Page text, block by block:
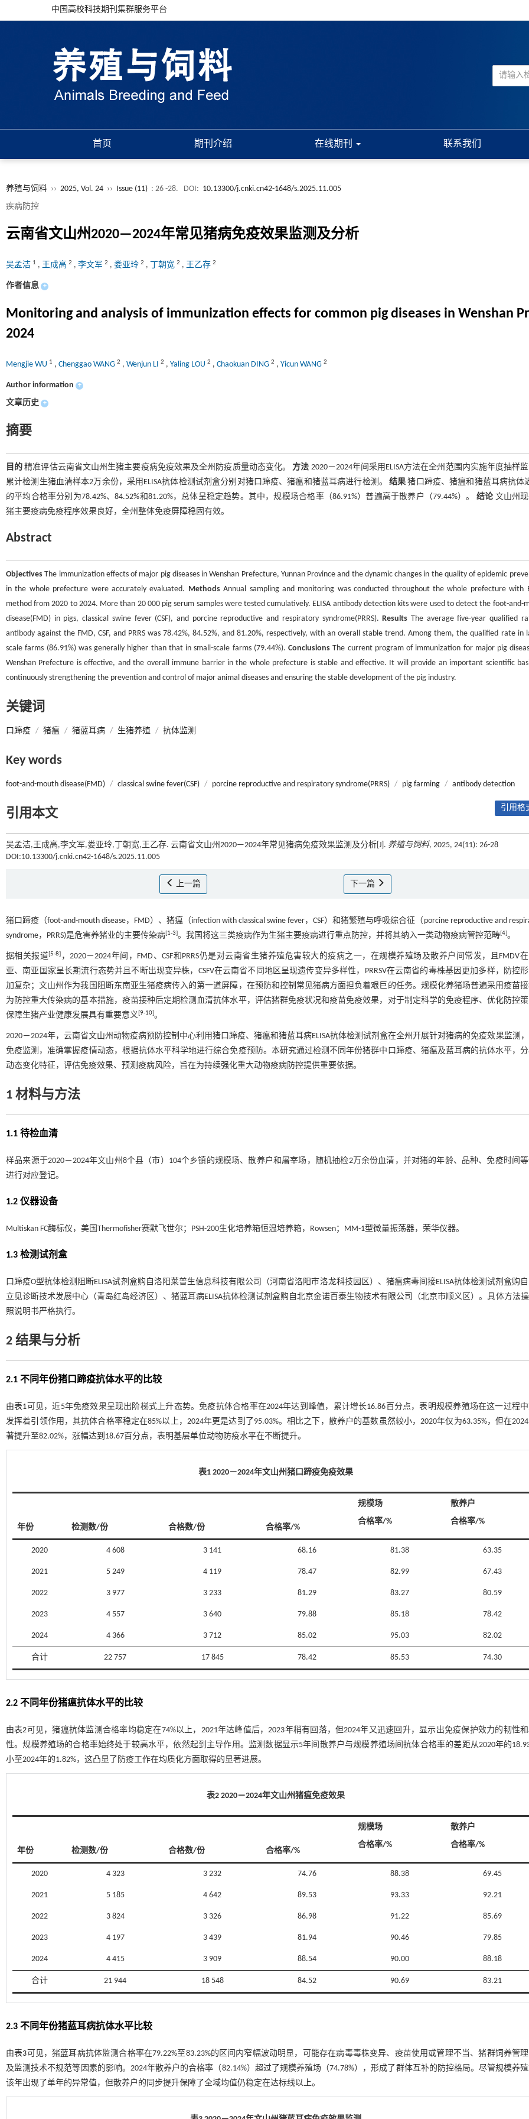
中国高校科技期刊集群服务平台
首页 期刊介绍 在线期刊 联系我们
养殖与饲料 ›› 2025, Vol. 24 ›› Issue (11) : 26 -28. DOI: 10.13300/j.cnki.cn42-1648/s.2025.11.005
疾病防控
云南省文山州2020—2024年常见猪病免疫效果监测及分析
吴孟洁 1 , 王成高 2 , 李文军 2 , 娄亚玲 2 , 丁朝宽 2 , 王乙存 2
作者信息 +
Monitoring and analysis of immunization effects for common pig diseases in Wenshan
2024
Mengjie WU 1 , Chenggao WANG 2 , Wenjun LI 2 , Yaling LOU 2 , Chaokuan DING 2 , Yicun WANG 2
Author information +
文章历史 +
摘要
目的 精准评估云南省文山州生猪主要疫病免疫效果及全州防疫质量动态变化。方法 2020－2024年间采用ELISA方法在全州范围内实施年度抽样监
累计检测生猪血清样本2万余份，采用ELISA抗体检测试剂盒分别对猪口蹄疫、猪瘟和猪蓝耳病进行检测。结果 猪口蹄疫、猪瘟和猪蓝耳病抗体
的平均合格率分别为78.42%、84.52%和81.20%，总体呈稳定趋势。其中，规模场合格率（86.91%）普遍高于散养户（79.44%）。 结论文山州
猪主要疫病免疫程序效果良好，全州整体免疫屏障稳固有效。
Abstract
Objectives The immunization effects of major pig diseases in Wenshan Prefecture, Yunnan Province and the dynamic changes in the quality of epidemic
in the whole prefecture were accurately evaluated. MethodsAnnual sampling and monitoring was conducted throughout the whole prefecture with
method from 2020 to 2024. More than 20 000 pig serum samples were tested cumulatively. ELISA antibody detection kits were used to detect the foot-and-
disease(FMD) in pigs, classical swine fever (CSF), and porcine reproductive and respiratory syndrome(PRRS).Results The average five-year qualified
antibody against the FMD, CSF, and PRRS was 78.42%, 84.52%, and 81.20%, respectively, with an overall stable trend. Among them, the qualified rate in
scale farms (86.91%) was generally higher than that in small-scale farms (79.44%).Conclusions The current program of immunization for major pig
Wenshan Prefecture is effective, and the overall immune barrier in the whole prefecture is stable and effective. It will provide an important scientific
continuously strengthening the prevention and control of major animal diseases and ensuring the stable development of the pig industry.
关键词
口蹄疫 / 猪瘟 / 猪蓝耳病 / 生猪养殖 / 抗体监测
Key words
foot-and-mouth disease(FMD) / classical swine fever(CSF) / porcine reproductive and respiratory syndrome(PRRS) / pig farming / antibody detection
引用本文 引用格
吴孟洁,王成高,李文军,娄亚玲,丁朝宽,王乙存. 云南省文山州2020—2024年常见猪病免疫效果监测及分析[J]. 养殖与饲料, 2025, 24(11): 26-28
DOI:10.13300/j.cnki.cn42-1648/s.2025.11.005
上一篇 下一篇
猪口蹄疫（foot-and-mouth disease，FMD）、猪瘟（infection with classical swine fever，CSF）和猪繁殖与呼吸综合征（porcine reproductive and
syndrome，PRRS)是危害养猪业的主要传染病[1-3]。我国将这三类疫病作为生猪主要疫病进行重点防控，并将其纳入一类动物疫病管控范畴[4]。
据相关报道[5-8] ，2020－2024年间，FMD、CSF和PRRS仍是对云南省生猪养殖危害较大的疫病之一，在规模养殖场及散养户间常发，且FMDV
亚、南亚国家呈长期流行态势并且不断出现变异株，CSFV在云南省不同地区呈现遗传变异多样性，PRRSV在云南省的毒株基因更加多样，防控
加复杂；文山州作为我国阻断东南亚生猪疫病传入的第一道屏障，在预防和控制常见猪病方面担负着艰巨的任务。规模化养猪场普遍采用疫苗
为防控重大传染病的基本措施，疫苗接种后定期检测血清抗体水平，评估猪群免疫状况和疫苗免疫效果，对于制定科学的免疫程序、优化防控策
保障生猪产业健康发展具有重要意义[9-10]。
2020－2024年，云南省文山州动物疫病预防控制中心利用猪口蹄疫、猪瘟和猪蓝耳病ELISA抗体检测试剂盒在全州开展针对猪病的免疫效果监测
免疫监测，准确掌握疫情动态，根据抗体水平科学地进行综合免疫预防。本研究通过检测不同年份猪群中口蹄疫、猪瘟及蓝耳病的抗体水平，
动态变化特征，评估免疫效果、预测疫病风险，旨在为持续强化重大动物疫病防控提供重要依据。
1 材料与方法
1.1 待检血清
样品来源于2020－2024年文山州8个县（市）104个乡镇的规模场、散养户和屠宰场，随机抽检2万余份血清，并对猪的年龄、品种、免疫时间
进行对应登记。
1.2 仪器设备
Multiskan FC酶标仪，美国Thermofisher赛默飞世尔；PSH-200生化培养箱恒温培养箱，Rowsen；MM-1型微量振荡器，荣华仪器。
1.3 检测试剂盒
口蹄疫O型抗体检测阻断ELISA试剂盒购自洛阳莱普生信息科技有限公司（河南省洛阳市洛龙科技园区）、猪瘟病毒间接ELISA抗体检测试剂盒购
立见诊断技术发展中心（青岛红岛经济区）、猪蓝耳病ELISA抗体检测试剂盒购自北京金诺百泰生物技术有限公司（北京市顺义区）。具体方法
照说明书严格执行。
2 结果与分析
2.1 不同年份猪口蹄疫抗体水平的比较
由表1 可见，近5年免疫效果呈现出阶梯式上升态势。免疫抗体合格率在2024年达到峰值，累计增长16.86百分点，表明规模养殖场在这一过程
发挥着引领作用，其抗体合格率稳定在85%以上，2024年更是达到了95.03%。相比之下，散养户的基数虽然较小，2020年仅为63.35%，但在
著提升至82.02%，涨幅达到18.67百分点，表明基层单位动物防疫水平在不断提升。
表1 2020－2024年文山州猪口蹄疫免疫效果
年份 检测数/份 合格数/份 合格率/%
规模场
合格率/%
散养户
合格率/%
合计 22 757 17 845 78.42 85.53 74.30
2020 4 608 3 141 68.16 81.38 63.35
2021 5 249 4 119 78.47 82.99 67.43
2022 3 977 3 233 81.29 83.27 80.59
2023 4 557 3 640 79.88 85.18 78.42
2024 4 366 3 712 85.02 95.03 82.02
2.2 不同年份猪瘟抗体水平的比较
由表2 可见，猪瘟抗体监测合格率均稳定在74%以上，2021年达峰值后，2023年稍有回落，但2024年又迅速回升，显示出免疫保护效力的韧性
性。规模养殖场的合格率始终处于较高水平，依然起到主导作用。监测数据显示5年间散养户与规模养殖场间抗体合格率的差距从2020年的
小至2024年的1.82%，这凸显了防疫工作在均质化方面取得的显著进展。
表2 2020－2024年文山州猪瘟免疫效果
年份 检测数/份 合格数/份 合格率/%
规模场
合格率/%
散养户
合格率/%
合计 21 944 18 548 84.52 90.69 83.21
2020 4 323 3 232 74.76 88.38 69.45
2021 5 185 4 642 89.53 93.33 92.21
2022 3 824 3 326 86.98 91.22 85.69
2023 4 197 3 439 81.94 90.46 79.85
2024 4 415 3 909 88.54 90.00 88.18
2.3 不同年份猪蓝耳病抗体水平比较
由表3 可见，猪蓝耳病抗体监测合格率在79.22%至83.23%的区间内窄幅波动明显，可能存在病毒毒株变异、疫苗使用或管理不当、猪群饲养管
及监测技术不规范等因素的影响。2024年散养户的合格率（82.14%）超过了规模养殖场（74.78%），形成了群体互补的防控格局。尽管规模养
该年出现了单年的异常值，但散养户的同步提升保障了全域均值仍稳定在达标线以上。